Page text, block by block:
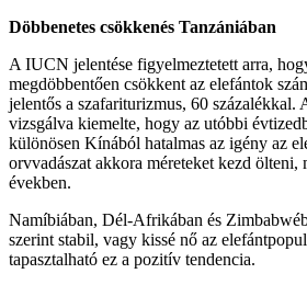
Döbbenetes csökkenés Tanzániában
A IUCN jelentése figyelmeztetett arra,
megdöbbentően csökkent az elefántok
jelentős a szafariturizmus, 60 százalékkal.
vizsgálva kiemelte, hogy az utóbbi
különösen Kínából hatalmas az igény az
orvvadászat akkora méreteket kezd ölteni,
években.
Namíbiában, Dél-Afrikában és
szerint stabil, vagy kissé nő az
tapasztalható ez a pozitív tendencia.